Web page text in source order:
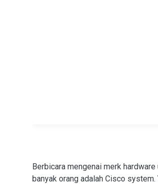
Berbicara mengenai merk
banyak orang adalah Cisco